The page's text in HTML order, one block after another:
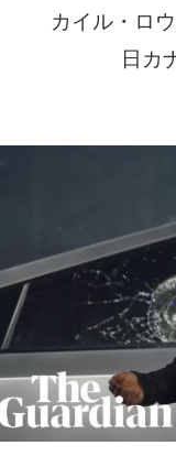
カイル・ロ
日カ